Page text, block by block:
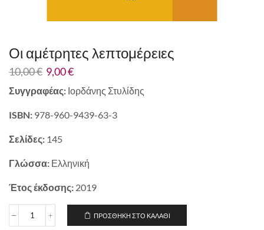
Οι αμέτρητες λεπτομέρειες
10,00€ 9,00€
Συγγραφέας: Ιορδάνης Στυλίδης
ISBN: 978-960-9439-63-3
Σελίδες: 145
Γλώσσα: Ελληνική
Έτος έκδοσης: 2019
ΠΡΟΣΘΉΚΗ ΣΤΟ ΚΑΛΆΘΙ